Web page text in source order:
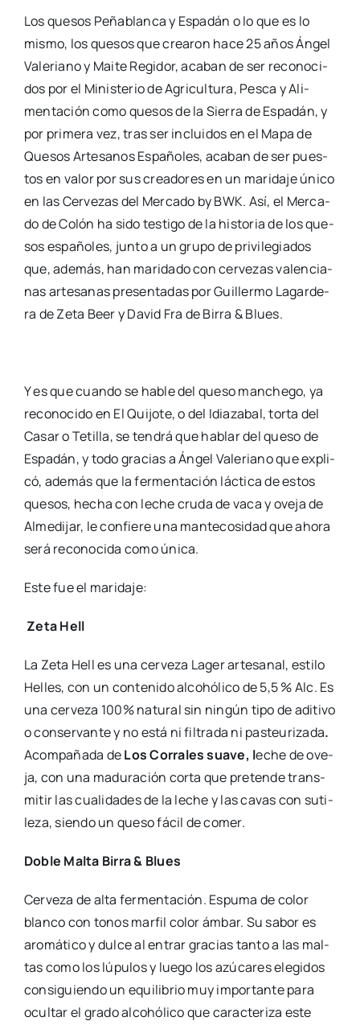
Los que­sos Peña­blan­ca y Espa­dán o lo que es lo
mis­mo, los que­sos que crea­ron hace 25 años Ángel
Vale­riano y Mai­te Regi­dor, aca­ban de ser reco­no­ci­
dos por el Minis­te­rio de Agri­cul­tu­ra, Pes­ca y Ali­
men­ta­ción como que­sos de la Sie­rra de Espa­dán, y
por pri­me­ra vez, tras ser inclui­dos en el Mapa de
Que­sos Arte­sa­nos Espa­ño­les, aca­ban de ser pues­
tos en valor por sus crea­do­res en un mari­da­je úni­co
en las Cer­ve­zas del Mer­ca­do by BWK. Así, el Mer­ca­
do de Colón ha sido tes­ti­go de la his­to­ria de los que­
sos espa­ño­les, jun­to a un gru­po de pri­vi­le­gia­dos
que, ade­más, han mari­da­do con cer­ve­zas valen­cia­
nas arte­sa­nas pre­sen­ta­das por Gui­ller­mo Lagar­de­
ra de Zeta Beer y David Fra de Birra & Blues.
Y es que cuan­do se hable del que­so man­che­go, ya
reco­no­ci­do en El Qui­jo­te, o del Idia­za­bal, tor­ta del
Casar o Teti­lla, se ten­drá que hablar del que­so de
Espa­dán, y todo gra­cias a Ángel Vale­riano que expli­
có, ade­más que la fer­men­ta­ción lác­ti­ca de estos
que­sos, hecha con leche cru­da de vaca y ove­ja de
Alme­di­jar, le con­fie­re una man­te­co­si­dad que aho­ra
será reco­no­ci­da como úni­ca.
Este fue el mari­da­je:
Zeta Hell
La Zeta Hell es una cer­ve­za Lager arte­sa­nal, esti­lo
Helles, con un con­te­ni­do alcohó­li­co de 5,5 % Alc. Es
una cer­ve­za 100% natu­ral sin nin­gún tipo de adi­ti­vo
o con­ser­van­te y no está ni fil­tra­da ni pas­teu­ri­za­da.
Acom­pa­ña­da deLos Corra­les sua­ve, leche de ove­
ja, con una madu­ra­ción cor­ta que pre­ten­de trans­
mi­tir las cua­li­da­des de la leche y las cavas con suti­
le­za, sien­do un que­so fácil de comer.
Doble Mal­ta Birra & Blues
Cer­ve­za de alta fer­men­ta­ción. Espu­ma de color
blan­co con tonos mar­fil color ámbar. Su sabor es
aro­má­ti­co y dul­ce al entrar gra­cias tan­to a las mal­
tas como los lúpu­los y lue­go los azú­ca­res ele­gi­dos
con­si­guien­do un equi­li­brio muy impor­tan­te para
ocul­tar el gra­do alcohó­li­co que carac­te­ri­za este